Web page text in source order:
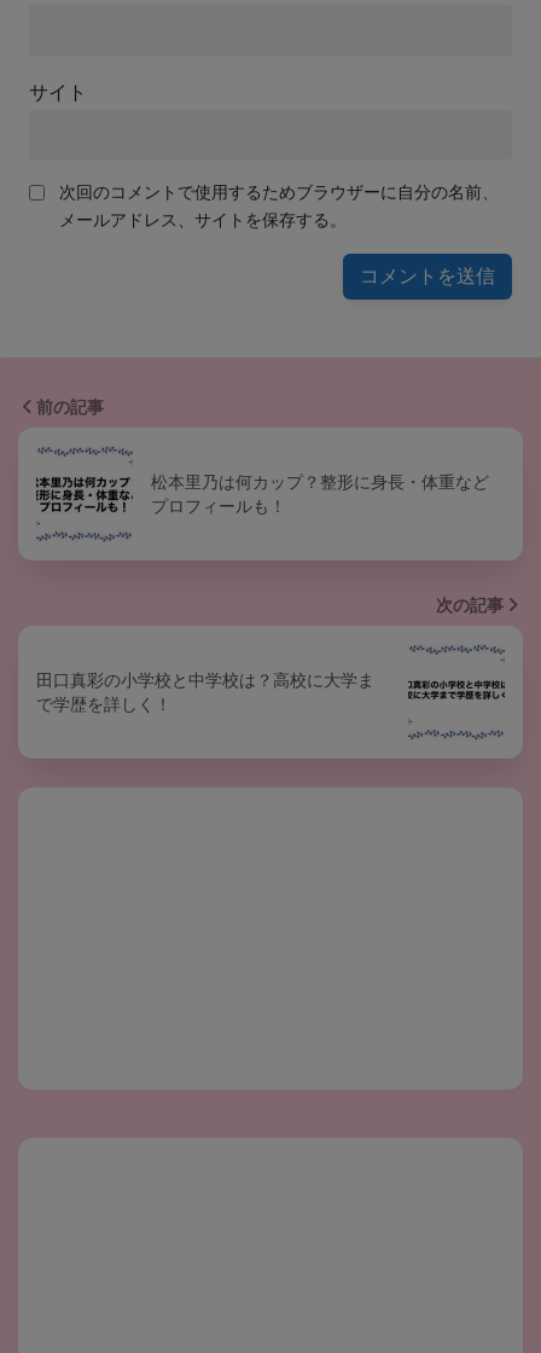
サイト
次回のコメントで使用するためブラウザーに自分の名前、
メールアドレス、サイトを保存する。
前の記事
松本里乃は何カップ？整形に身長・体重など
プロフィールも！
次の記事
田口真彩の小学校と中学校は？高校に大学ま
で学歴を詳しく！